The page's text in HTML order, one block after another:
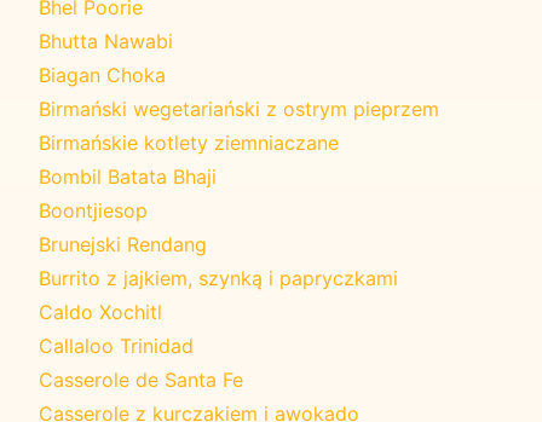
Bhel Poorie
Bhutta Nawabi
Biagan Choka
Birmański wegetariański z ostrym pieprzem
Birmańskie kotlety ziemniaczane
Bombil Batata Bhaji
Boontjiesop
Brunejski Rendang
Burrito z jajkiem, szynką i papryczkami
Caldo Xochitl
Callaloo Trinidad
Casserole de Santa Fe
Casserole z kurczakiem i awokado